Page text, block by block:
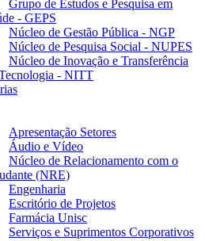
Grupo de Estudos e Pesquisa em
- GEPS
Núcleo de Gestão Pública - NGP
Núcleo de Pesquisa Social - NUPES
Núcleo de Inovação e Transferência
- NITT
Apresentação Setores
Áudio e Vídeo
Núcleo de Relacionamento com o
(NRE)
Engenharia
Escritório de Projetos
Farmácia Unisc
Serviços e Suprimentos Corporativos